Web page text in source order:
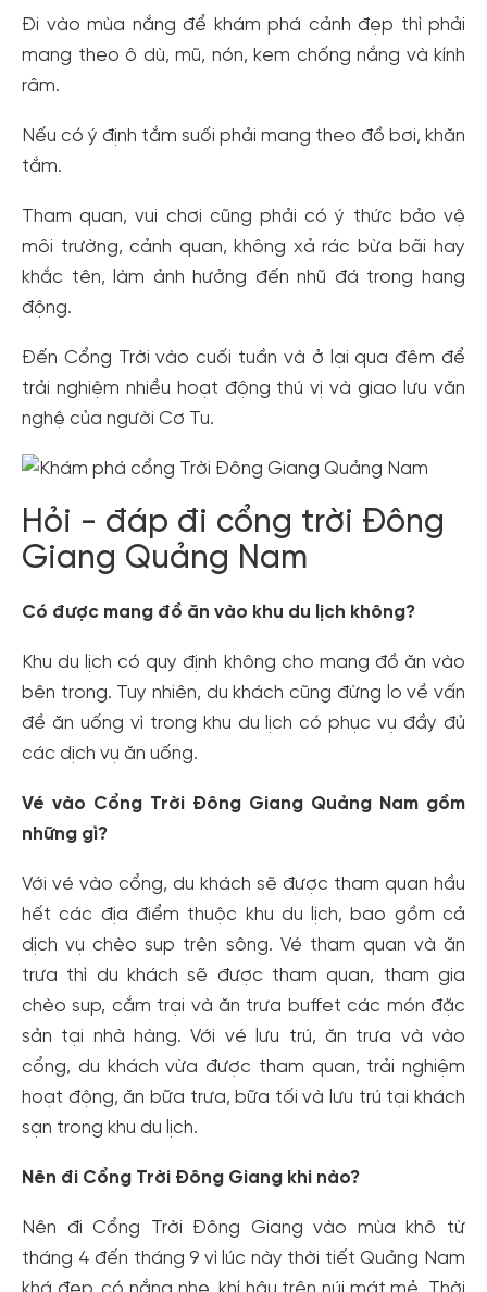
Đi vào mùa nắng để khám phá cảnh đẹp thì phải
mang theo ô dù, mũ, nón, kem chống nắng và kính
râm.
Nếu có ý định tắm suối phải mang theo đồ bơi, khăn
tắm.
Tham quan, vui chơi cũng phải có ý thức bảo vệ
môi trường, cảnh quan, không xả rác bừa bãi hay
khắc tên, làm ảnh hưởng đến nhũ đá trong hang
động.
Đến Cổng Trời vào cuối tuần và ở lại qua đêm để
trải nghiệm nhiều hoạt động thú vị và giao lưu văn
nghệ của người Cơ Tu.
Hỏi - đáp đi cổng trời Đông
Giang Quảng Nam
Có được mang đồ ăn vào khu du lịch không?
Khu du lịch có quy định không cho mang đồ ăn vào
bên trong. Tuy nhiên, du khách cũng đừng lo về vấn
đề ăn uống vì trong khu du lịch có phục vụ đầy đủ
các dịch vụ ăn uống.
Vé vào Cổng Trời Đông Giang Quảng Nam gồm
những gì?
Với vé vào cổng, du khách sẽ được tham quan hầu
hết các địa điểm thuộc khu du lịch, bao gồm cả
dịch vụ chèo sup trên sông. Vé tham quan và ăn
trưa thì du khách sẽ được tham quan, tham gia
chèo sup, cắm trại và ăn trưa buffet các món đặc
sản tại nhà hàng. Với vé lưu trú, ăn trưa và vào
cổng, du khách vừa được tham quan, trải nghiệm
hoạt động, ăn bữa trưa, bữa tối và lưu trú tại khách
sạn trong khu du lịch.
Nên đi Cổng Trời Đông Giang khi nào?
Nên đi Cổng Trời Đông Giang vào mùa khô từ
tháng 4 đến tháng 9 vì lúc này thời tiết Quảng Nam